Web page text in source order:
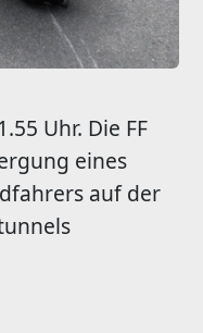
Uhr. Die FF
eines
auf der